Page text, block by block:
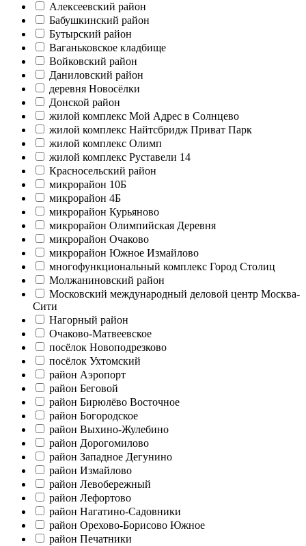
Алексеевский район
Бабушкинский район
Бутырский район
Ваганьковское кладбище
Войковский район
Даниловский район
деревня Новосёлки
Донской район
жилой комплекс Мой Адрес в Солнцево
жилой комплекс Найтсбридж Приват Парк
жилой комплекс Олимп
жилой комплекс Руставели 14
Красносельский район
микрорайон 10Б
микрорайон 4Б
микрорайон Курьяново
микрорайон Олимпийская Деревня
микрорайон Очаково
микрорайон Южное Измайлово
многофункциональный комплекс Город Столиц
Молжаниновский район
Московский международный деловой центр Москва-
Сити
Нагорный район
Очаково-Матвеевское
посёлок Новоподрезково
посёлок Ухтомский
район Аэропорт
район Беговой
район Бирюлёво Восточное
район Богородское
район Выхино-Жулебино
район Дорогомилово
район Западное Дегунино
район Измайлово
район Левобережный
район Лефортово
район Нагатино-Садовники
район Орехово-Борисово Южное
район Печатники